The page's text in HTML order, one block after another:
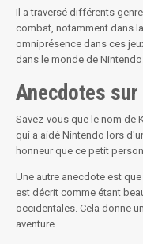
Il a traversé différents
combat, notamment dans
omniprésence dans ces
dans le monde de
Anecdotes
Savez-vous que le nom de
qui a aidé Nintendo lors
honneur que ce petit
Une autre anecdote est
est décrit comme étant
occidentales. Cela donne
aventure.